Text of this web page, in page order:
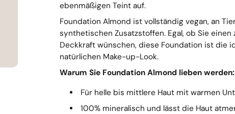
ebenmäßigen Teint auf.
Foundation Almond ist vollständig vegan, an
synthetischen Zusatzstoffen. Egal, ob Sie
Deckkraft wünschen, diese Foundation ist die
natürlichen Make-up-Look.
Warum Sie Foundation Almond lieben werden:
Für helle bis mittlere Haut mit warmen
100% mineralisch und lässt die Haut